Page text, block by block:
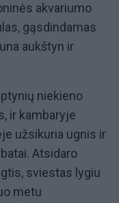
akvariumo
gąsdindamas
aukštyn ir
niekieno
ir kambaryje
užsikuria ugnis ir
Atsidaro
sviestas lygiu
metu